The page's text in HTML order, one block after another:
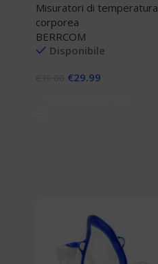
Misuratori di temperatura
corporea
BERRCOM
Disponibile
€29.99